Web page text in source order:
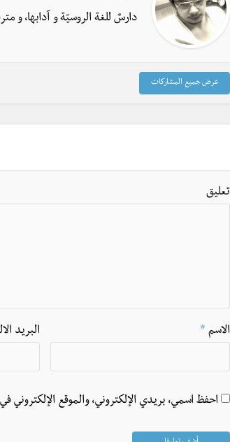
دارسٌ للغة الروسيّة و آدابها، و
عرض جميع المشاركات
تعليق
الاسم * البريد
احفظ اسمي، بريدي الإلكتروني، والموقع